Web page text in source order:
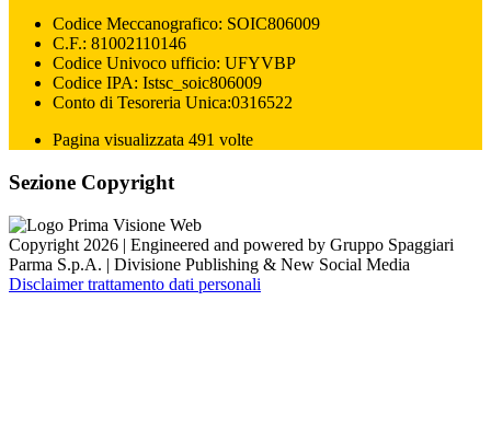
Codice Meccanografico: SOIC806009
C.F.: 81002110146
Codice Univoco ufficio: UFYVBP
Codice IPA: Istsc_soic806009
Conto di Tesoreria Unica:0316522
Pagina visualizzata 491 volte
Sezione Copyright
Copyright 2026 | Engineered and powered by Gruppo Spaggiari
Parma S.p.A. | Divisione Publishing & New Social Media
Disclaimer trattamento dati personali